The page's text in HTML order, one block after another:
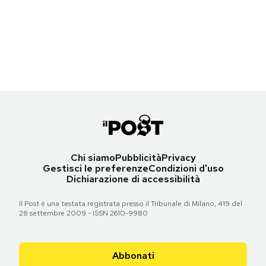
Chi siamoPubblicitàPrivacy
Gestisci le preferenzeCondizioni d'uso
Dichiarazione di accessibilità
Il Post è una testata registrata presso il Tribunale di Milano, 419 del
28 settembre 2009 - ISSN 2610-9980
Abbonati